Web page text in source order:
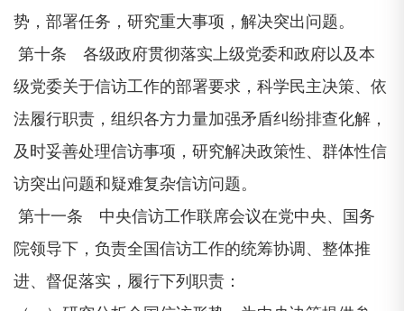
势，部署任务，研究重大事项，解决突出问题。
第十条 各级政府贯彻落实上级党委和政府以及本
级党委关于信访工作的部署要求，科学民主决策、依
法履行职责，组织各方力量加强矛盾纠纷排查化解，
及时妥善处理信访事项，研究解决政策性、群体性信
访突出问题和疑难复杂信访问题。
第十一条 中央信访工作联席会议在党中央、国务
院领导下，负责全国信访工作的统筹协调、整体推
进、督促落实，履行下列职责：